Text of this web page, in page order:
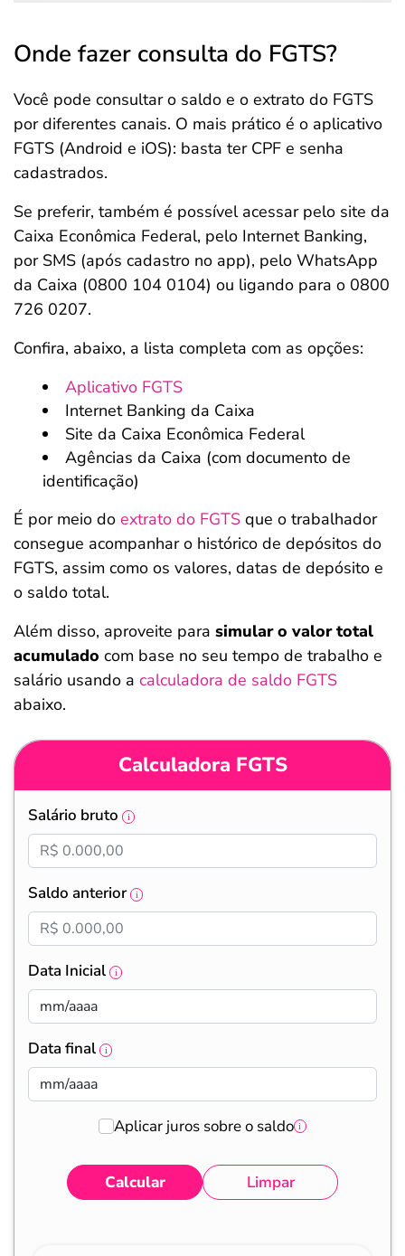
Onde fazer consulta do FGTS?
Você pode consultar o saldo e o extrato do FGTS
por diferentes canais. O mais prático é o aplicativo
FGTS (Android e iOS): basta ter CPF e senha
cadastrados.
Se preferir, também é possível acessar pelo site da
Caixa Econômica Federal, pelo Internet Banking,
por SMS (após cadastro no app), pelo WhatsApp
da Caixa (0800 104 0104) ou ligando para o 0800
726 0207.
Confira, abaixo, a lista completa com as opções:
Aplicativo FGTS
Internet Banking da Caixa
Site da Caixa Econômica Federal
Agências da Caixa (com documento de
identificação)
É por meio do extrato do FGTS que o trabalhador
consegue acompanhar o histórico de depósitos do
FGTS, assim como os valores, datas de depósito e
o saldo total.
Além disso, aproveite para simular o valor total
acumulado com base no seu tempo de trabalho e
salário usando a calculadora de saldo FGTS
abaixo.
Calculadora FGTS
Salário bruto
Saldo anterior
Data Inicial
Data final
Aplicar juros sobre o saldo
Calcular Limpar